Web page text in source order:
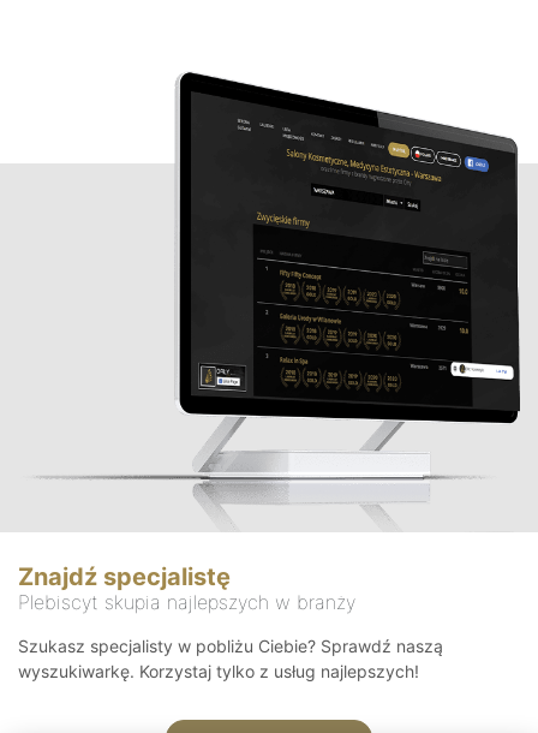
Znajdź specjalistę
Plebiscyt skupia najlepszych w branży
Szukasz specjalisty w pobliżu Ciebie? Sprawdź naszą
wyszukiwarkę. Korzystaj tylko z usług najlepszych!